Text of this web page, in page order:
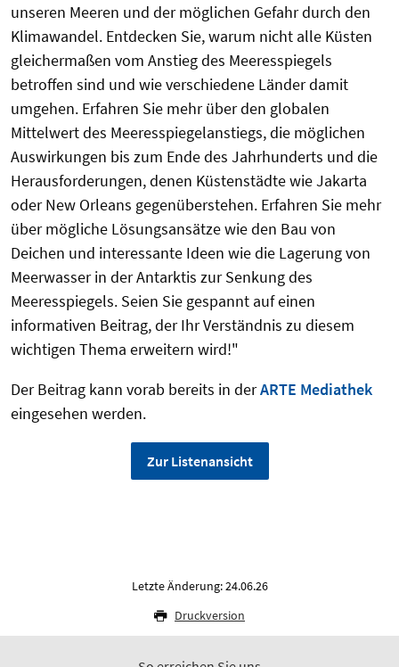
unseren Meeren und der möglichen Gefahr durch den
Klimawandel. Entdecken Sie, warum nicht alle Küsten
gleichermaßen vom Anstieg des Meeresspiegels
betroffen sind und wie verschiedene Länder damit
umgehen. Erfahren Sie mehr über den globalen
Mittelwert des Meeresspiegelanstiegs, die möglichen
Auswirkungen bis zum Ende des Jahrhunderts und die
Herausforderungen, denen Küstenstädte wie Jakarta
oder New Orleans gegenüberstehen. Erfahren Sie mehr
über mögliche Lösungsansätze wie den Bau von
Deichen und interessante Ideen wie die Lagerung von
Meerwasser in der Antarktis zur Senkung des
Meeresspiegels. Seien Sie gespannt auf einen
informativen Beitrag, der Ihr Verständnis zu diesem
wichtigen Thema erweitern wird!"
Der Beitrag kann vorab bereits in derARTE Mediathek
eingesehen werden.
Zur Listenansicht
Letzte Änderung: 24.06.26
Druckversion